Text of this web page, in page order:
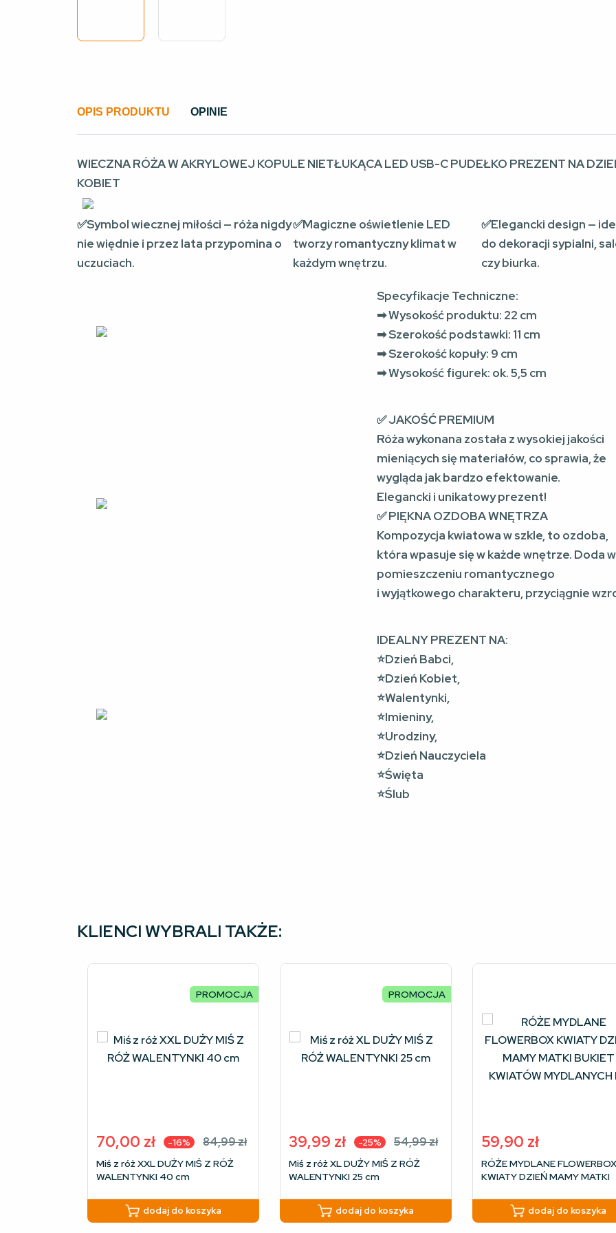
OPIS PRODUKTU OPINIE
WIECZNA RÓŻA W AKRYLOWEJ KOPULE NIETŁUKĄCA LED USB-C PUDEŁKO PREZENT NA
KOBIET
✅Symbol wiecznej miłości — róża nigdy
nie więdnie i przez lata przypomina o
uczuciach.
✅Magiczne oświetlenie LED
tworzy romantyczny klimat w
każdym wnętrzu.
✅Elegancki design —
do dekoracji sypialni,
czy biurka.
Specyfikacje Techniczne:
➡ Wysokość produktu: 22 cm
➡ Szerokość podstawki: 11 cm
➡ Szerokość kopuły: 9 cm
➡ Wysokość figurek: ok. 5,5 cm
✅ JAKOŚĆ PREMIUM
Róża wykonana została z wysokiej jakości
mieniących się materiałów, co sprawia, że
wygląda jak bardzo efektowanie.
Elegancki i unikatowy prezent!
✅ PIĘKNA OZDOBA WNĘTRZA
Kompozycja kwiatowa w szkle, to ozdoba,
która wpasuje się w każde wnętrze. Doda w
pomieszczeniu romantycznego
i wyjątkowego charakteru, przyciągnie
IDEALNY PREZENT NA:
⭐️Dzień Babci,
⭐️Dzień Kobiet,
⭐️Walentynki,
⭐️Imieniny,
⭐️Urodziny,
⭐️Dzień Nauczyciela
⭐️Święta
⭐️Ślub
KLIENCI WYBRALI TAKŻE:
PROMOCJA
-16% 84,99zł
Pierwotna
cena
84,99 zł.
70,00 zł
Aktualna
cena
70,00 zł.
Miś z róż XXL DUŻY MIŚ Z RÓŻ
WALENTYNKI 40 cm
dodaj do koszyka
PROMOCJA
-25% 54,99zł
Pierwotna
cena
54,99 zł.
39,99 zł
Aktualna
cena
39,99 zł.
Miś z róż XL DUŻY MIŚ Z RÓŻ
WALENTYNKI 25 cm
dodaj do koszyka
59,90 zł
RÓŻE MYDLANE FLOWERBOX
KWIATY DZIEŃ MAMY MATKI
PL
dodaj do koszyka